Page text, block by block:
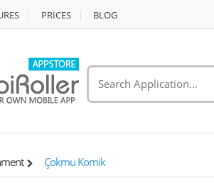
PRİCES BLOG
Çokmu Komik